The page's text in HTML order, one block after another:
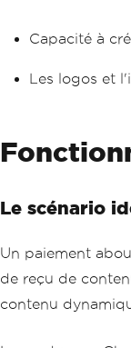
Capacité à
Les logos et
Le scénario
Un paiement
de reçu de
contenu